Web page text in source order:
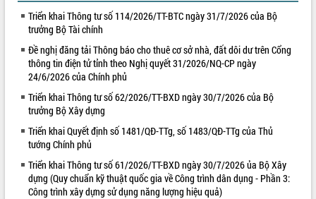
Triển khai Thông tư số 114/2026/TT-BTC ngày 31/7/2026 của Bộ
trưởng Bộ Tài chính
Đề nghị đăng tải Thông báo cho thuê cơ sở nhà, đất dôi dư trên Cổng
thông tin điện tử tỉnh theo Nghị quyết 31/2026/NQ-CP ngày
24/6/2026 của Chính phủ
Triển khai Thông tư số 62/2026/TT-BXD ngày 30/7/2026 của Bộ
trưởng Bộ Xây dựng
Triển khai Quyết định số 1481/QĐ-TTg, số 1483/QĐ-TTg của Thủ
tướng Chính phủ
Triển khai Thông tư số 61/2026/TT-BXD ngày 30/7/2026 ủa Bộ Xây
dựng (Quy chuẩn kỹ thuật quốc gia về Công trình dân dụng - Phần 3:
Công trình xây dựng sử dụng năng lượng hiệu quả)